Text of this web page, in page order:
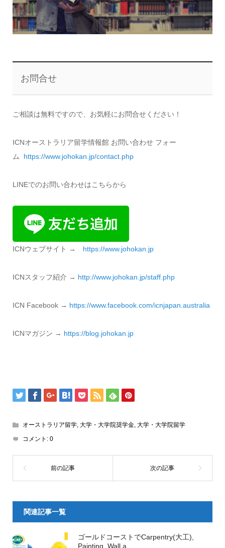
お問合せ
ご相談は無料ですので、お気軽にお問合せください！
ICNオーストラリア留学情報館 お問い合わせ フォー
ム https://www.johokan.jp/contact.php
LINEでのお問い合わせはこちらから
ICNウェブサイト → https://www.johokan.jp
ICNスタッフ紹介 → http://www. johokan.jp/staff.php
ICN Facebook → https://www.facebook.com/icnjapan. australia
ICNマガジン → https://blog. johokan.jp
オーストラリア留学, 大学・大学院奨学金, 大学・大学院留学
コメント: 0
関連記事一覧
ゴールドコーストでCarpentry(大工),
Painting, Wall a...